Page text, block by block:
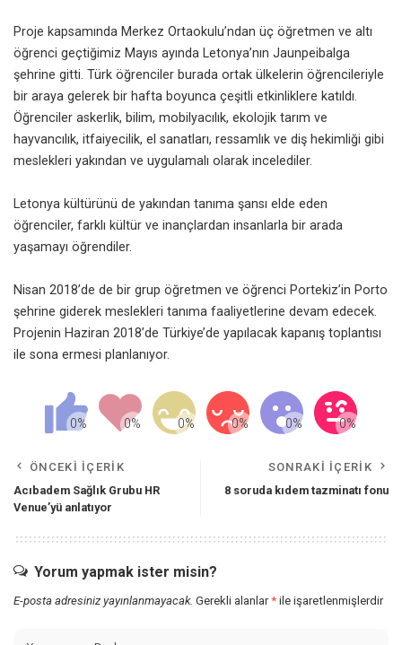
Proje kapsamında Merkez Ortaokulu’ndan üç öğretmen ve altı
öğrenci geçtiğimiz Mayıs ayında Letonya’nın Jaunpeibalga
şehrine gitti. Türk öğrenciler burada ortak ülkelerin öğrencileriyle
bir araya gelerek bir hafta boyunca çeşitli etkinliklere katıldı.
Öğrenciler askerlik, bilim, mobilyacılık, ekolojik tarım ve
hayvancılık, itfaiyecilik, el sanatları, ressamlık ve diş hekimliği gibi
meslekleri yakından ve uygulamalı olarak incelediler.
Letonya kültürünü de yakından tanıma şansı elde eden
öğrenciler, farklı kültür ve inançlardan insanlarla bir arada
yaşamayı öğrendiler.
Nisan 2018’de de bir grup öğretmen ve öğrenci Portekiz’in Porto
şehrine giderek meslekleri tanıma faaliyetlerine devam edecek.
Projenin Haziran 2018’de Türkiye’de yapılacak kapanış toplantısı
ile sona ermesi planlanıyor.
ÖNCEKI İÇERIK
Acıbadem Sağlık Grubu HR
Venue’yü anlatıyor
SONRAKI İÇERIK
8 soruda kıdem tazminatı fonu
Yorum yapmak ister misin?
E-posta adresiniz yayınlanmayacak. Gerekli alanlar* ile işaretlenmişlerdir